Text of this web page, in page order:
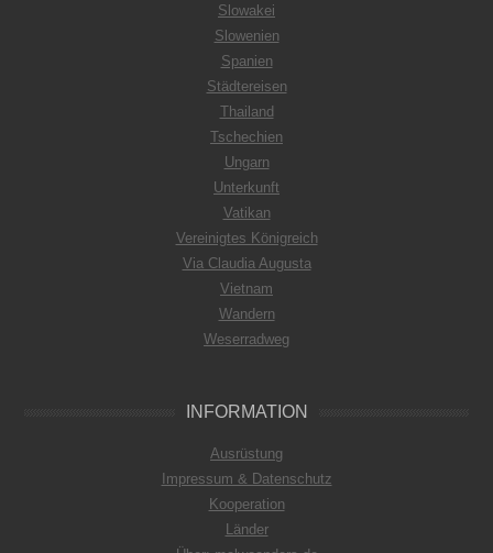
Slowakei
Slowenien
Spanien
Städtereisen
Thailand
Tschechien
Ungarn
Unterkunft
Vatikan
Vereinigtes Königreich
Via Claudia Augusta
Vietnam
Wandern
Weserradweg
INFORMATION
Ausrüstung
Impressum & Datenschutz
Kooperation
Länder